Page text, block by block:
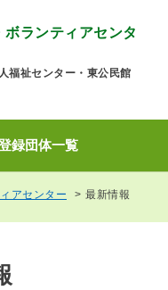
ランティアセンタ
福祉センター・東公民館
録団体一覧
アセンター 最新情報